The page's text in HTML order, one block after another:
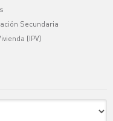
Secundaria
(IPV)